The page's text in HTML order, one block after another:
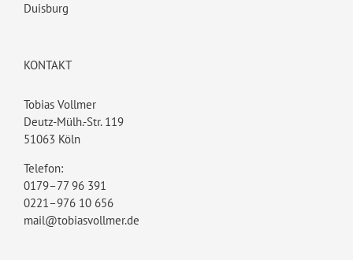
Duisburg
KONTAKT
Tobias Vollmer
Deutz-Mülh.-Str. 119
51063 Köln
Telefon:
0179–77 96 391
0221–976 10 656
mail@tobiasvollmer.de